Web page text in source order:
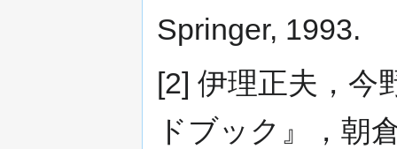
Springer, 1993.
[2] 伊理正夫，今
ドブック』，朝